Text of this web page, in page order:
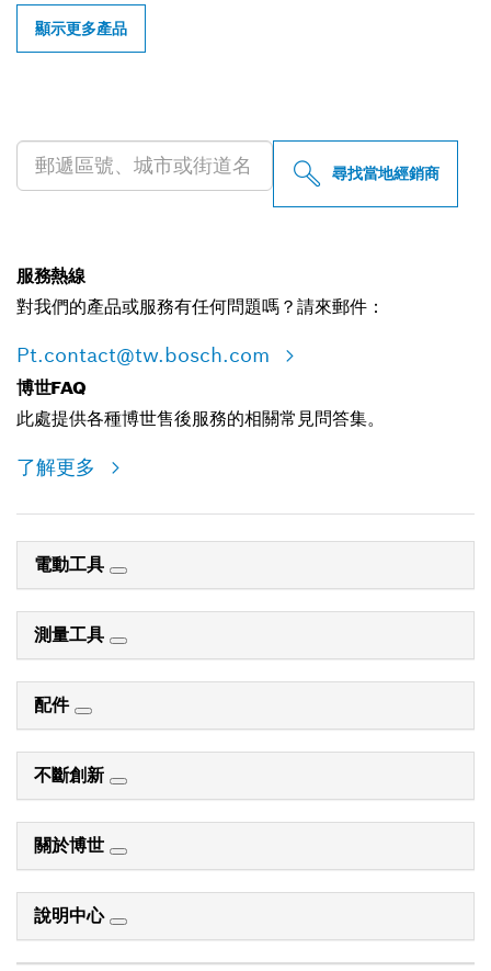
顯示更多產品
尋找當地經銷商
服務熱線
對我們的產品或服務有任何問題嗎？請來郵件：
Pt.contact@tw.bosch.com
博世FAQ
此處提供各種博世售後服務的相關常見問答集。
了解更多
電動工具
測量工具
配件
不斷創新
關於博世
說明中心